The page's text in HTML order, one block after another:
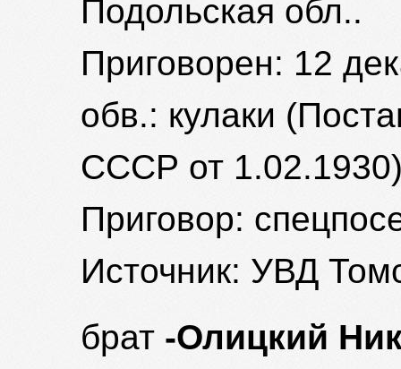
Подольская обл..
Приговорен: 12
обв.: кулаки
СССР от
Приговор:
Источник: УВД
брат -Олицкий